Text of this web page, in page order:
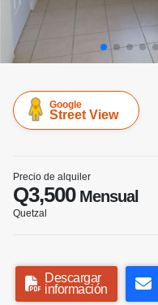
Google
Street View
Precio de alquiler
Q3,500Mensual
Quetzal
Descargar
información